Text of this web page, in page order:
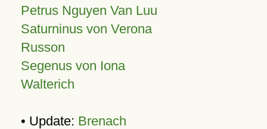
Petrus Nguyen Van Luu
Saturninus von Verona
Russon
Segenus von Iona
Walterich
• Update: Brenach